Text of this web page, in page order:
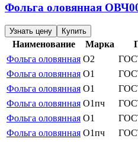
Фольга оловянная
Узнать цену Купить
Наименование Марка
Фольга оловянная О2
Фольга оловянная О1
Фольга оловянная О1
Фольга оловянная О1пч
Фольга оловянная О1
Фольга оловянная О1пч